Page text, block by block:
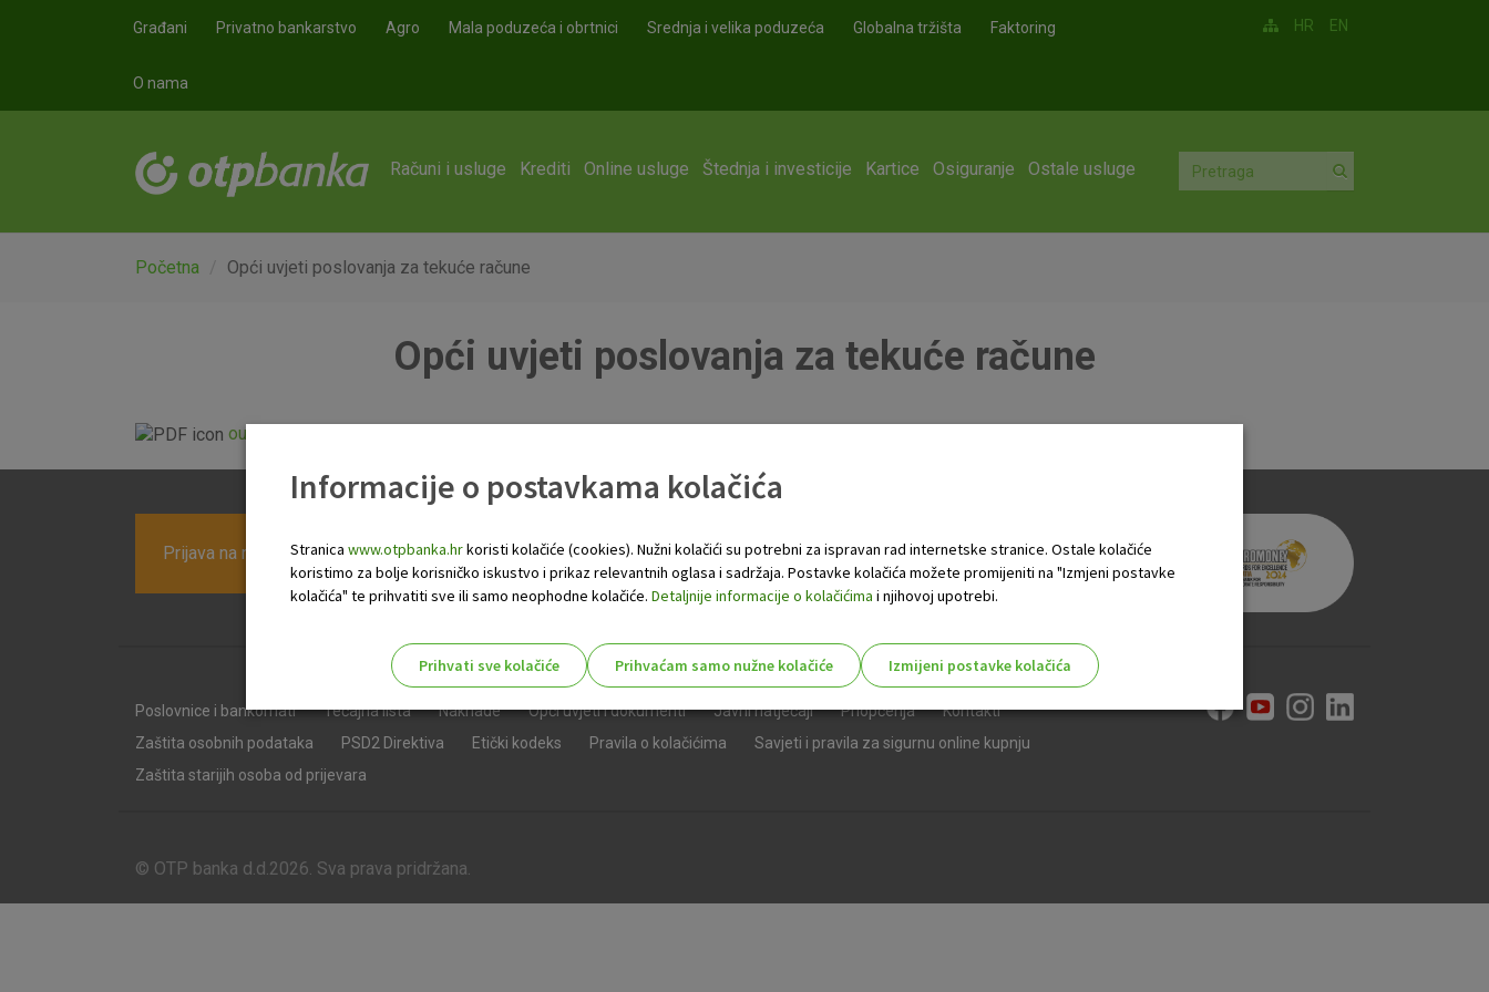
Građani Privatno bankarstvo Agro Mala poduzeća i obrtnici Srednja i velika poduzeća Globalna tržišta Faktoring
O nama
HR EN
Računi i usluge Krediti Online usluge Štednja i investicije Kartice Osiguranje Ostale usluge
Početna Opći uvjeti poslovanja za tekuće račune
Opći uvjeti poslovanja za tekuće račune
ou-tekuci-racun_20140720.pdf
Prijava na newsletter OTP banke
Poslovnice i bankomati Tečajna lista Naknade Opći uvjeti i dokumenti Javni natječaji Priopćenja
Kontakti
Zaštita osobnih podataka
PSD2 Direktiva Etički kodeks Pravila o kolačićima
Savjeti i pravila za sigurnu online kupnju
Zaštita starijih osoba od prijevara
© OTP banka d.d.2026. Sva prava pridržana.
Informacije o postavkama kolačića
Stranica www.otpbanka.hrkoristi kolačiće (cookies). Nužni kolačići su potrebni za ispravan rad internetske stranice. Ostale kolačiće
koristimo za bolje korisničko iskustvo i prikaz relevantnih oglasa i sadržaja. Postavke kolačića možete promijeniti na "Izmjeni postavke
kolačića" te prihvatiti sve ili samo neophodne kolačiće. Detaljnije informacije o kolačićima i njihovoj upotrebi.
Prihvati sve kolačiće Prihvaćam samo nužne kolačiće
Izmijeni postavke kolačića